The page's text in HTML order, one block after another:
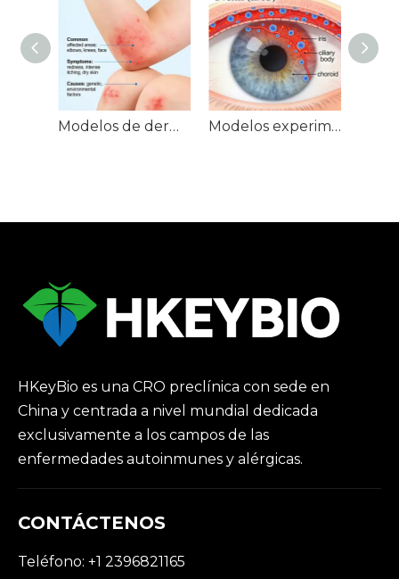
Modelos de dermatitis atópica (EA) de NHP Modelos experimentales de uveítis autoinmune (EAU) en ratones
HKeyBio es una CRO preclínica con sede en
China y centrada a nivel mundial dedicada
exclusivamente a los campos de las
enfermedades autoinmunes y alérgicas.
CONTÁCTENOS
Teléfono: +1 2396821165